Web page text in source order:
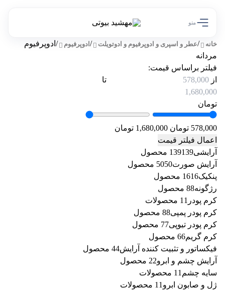
منو
خانه /عطر و اسپری و ادوپرفیوم و ادوتویلت /ادوپرفیوم /ادوپرفیوم
مردانه
فیلتر براساس قیمت:
از
تا
تومان
578,000 تومان
1,680,000 تومان
اعمال فیلتر قیمت
آرایشی
139139 محصول
آرایش صورت
5050 محصول
پنکیک
1616 محصول
رژگونه 88 محصول
کرم پودر
1 1 محصولات
کرم پودر پمپی 88 محصول
کرم پودر تیوپی 77 محصول
کرم گریم 66 محصول
فیکساتور و تثبیت کننده آرایش 44 محصول
آرایش چشم و ابرو 22 محصول
سایه چشم
1 1 محصولات
ژل و صابون ابرو
1 1 محصولات